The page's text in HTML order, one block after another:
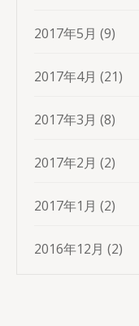
2017年5月 (9)
2017年4月 (21)
2017年3月 (8)
2017年2月 (2)
2017年1月 (2)
2016年12月 (2)